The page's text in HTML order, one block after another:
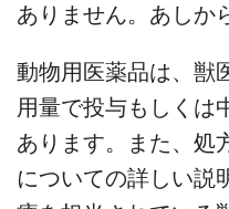
ありません。あしか
動物用医薬品は、獣
用量で投与もしくは
あります。また、処
についての詳しい説